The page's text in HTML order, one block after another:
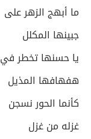
ما أبهج الزهر على
جبينها المكلل
يا حسنها تخطر في
هفهافها المذيل
كأنما الحور نسجن
غزله من غزل